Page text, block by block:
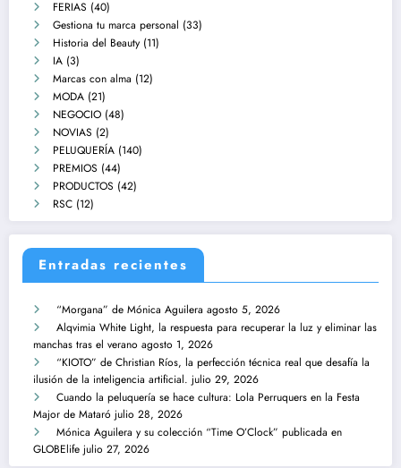
FERIAS (40)
Gestiona tu marca personal (33)
Historia del Beauty (11)
IA (3)
Marcas con alma (12)
MODA (21)
NEGOCIO (48)
NOVIAS (2)
PELUQUERÍA (140)
PREMIOS (44)
PRODUCTOS (42)
RSC (12)
Entradas recientes
“Morgana” de Mónica Aguilera agosto 5, 2026
Alqvimia White Light, la respuesta para recuperar la luz y eliminar las
manchas tras el verano agosto 1, 2026
“KIOTO” de Christian Ríos, la perfección técnica real que desafía la
ilusión de la inteligencia artificial. julio 29, 2026
Cuando la peluquería se hace cultura: Lola Perruquers en la Festa
Major de Mataró julio 28, 2026
Mónica Aguilera y su colección “Time O’Clock” publicada en
GLOBElife julio 27, 2026